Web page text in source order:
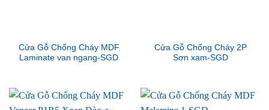
Cửa Gỗ Chống Cháy MDF
Laminate van ngang-SGD
Cửa Gỗ Chống Cháy 2P
Sơn xam-SGD